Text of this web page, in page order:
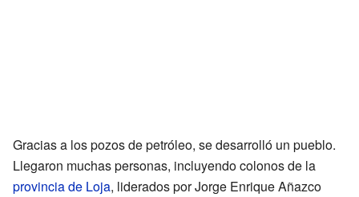
Gracias a los pozos de petróleo, se desarrolló un pueblo.
Llegaron muchas personas, incluyendo colonos de la
provincia de Loja, liderados por Jorge Enrique Añazco